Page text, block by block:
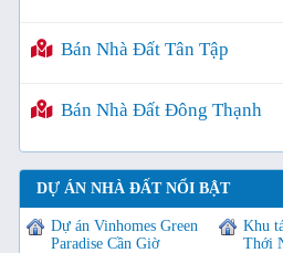
Bán Nhà Đất Tân Tập
Bán Nhà Đất Đông Thạnh
DỰ ÁN NHÀ ĐẤT NỔI BẬT
Dự án Vinhomes Green
Paradise Cần Giờ
Khu
Thới